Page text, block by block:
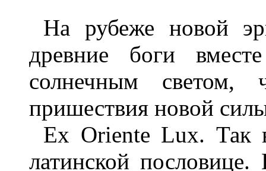
На рубеже новой
древние боги
солнечным светом,
пришествия новой
Ex Oriente Lux. Так
латинской